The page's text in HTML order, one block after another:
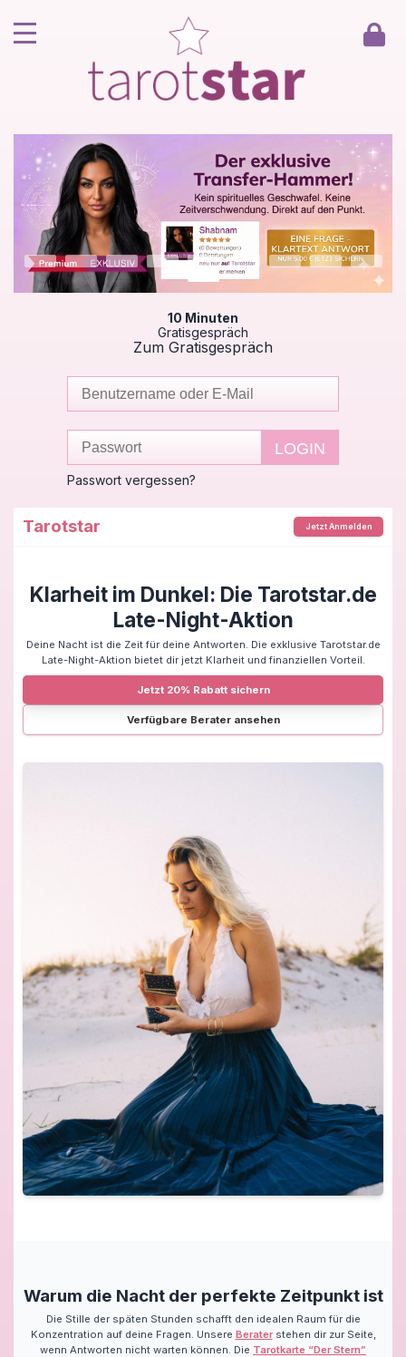
Kunde werden
Berater werden
Kartenlegen Gratisgespräch
Gästebuch
10 Minuten
Gratisgespräch
Zum Gratisgespräch
Passwort vergessen?
Tarotstar Jetzt Anmelden
Klarheit im Dunkel: Die Tarotstar.de
Late-Night-Aktion
Deine Nacht ist die Zeit für deine Antworten. Die exklusive Tarotstar.de
Late-Night-Aktion bietet dir jetzt Klarheit und finanziellen Vorteil.
Jetzt 20% Rabatt sichern
Verfügbare Berater ansehen
Warum die Nacht der perfekte Zeitpunkt ist
Die Stille der späten Stunden schafft den idealen Raum für die
Konzentration auf deine Fragen. Unsere Beraterstehen dir zur Seite,
wenn Antworten nicht warten können. Die Tarotkarte “Der Stern”